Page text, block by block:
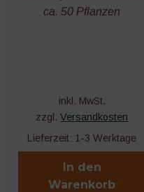
ca. 50 Pflanzen
inkl. MwSt.
zzgl.Versandkosten
Lieferzeit: 1-3 Werktage
In den
Warenkorb